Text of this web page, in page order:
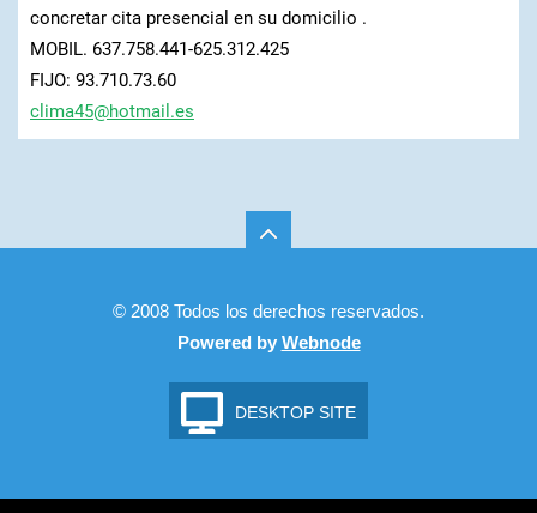
concretar cita presencial en su domicilio .
MOBIL. 637.758.441-625.312.425
FIJO: 93.710.73.60
clima45@hotmail.es
© 2008 Todos los derechos reservados.
Powered by Webnode
DESKTOP SITE